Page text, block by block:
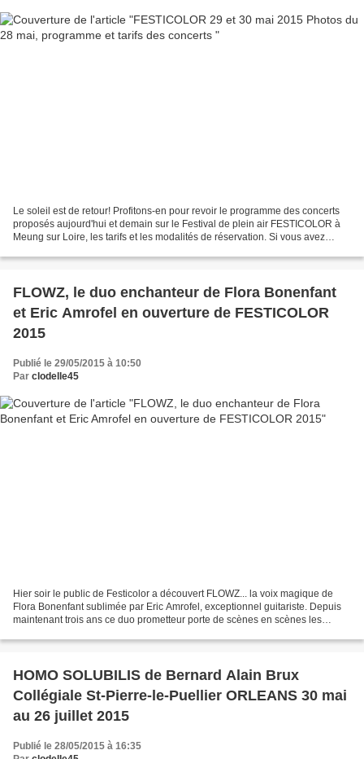
Le soleil est de retour! Profitons-en pour revoir le programme des concerts
proposés aujourd'hui et demain sur le Festival de plein air FESTICOLOR à
Meung sur Loire, les tarifs et les modalités de réservation. Si vous avez
FLOWZ, le duo enchanteur de Flora Bonenfant
et Eric Amrofel en ouverture de FESTICOLOR
2015
Publié le 29/05/2015 à 10:50
Par clodelle45
Hier soir le public de Festicolor a découvert FLOWZ... la voix magique de
Flora Bonenfant sublimée par Eric Amrofel, exceptionnel guitariste. Depuis
maintenant trois ans ce duo prometteur porte de scènes en scènes les
HOMO SOLUBILIS de Bernard Alain Brux
Collégiale St-Pierre-le-Puellier ORLEANS 30 mai
au 26 juillet 2015
Publié le 28/05/2015 à 16:35